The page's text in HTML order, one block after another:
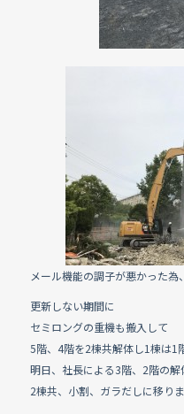
メール機能の調子が悪かった為
更新しない期間に
セミロングの重機も搬入して
5階、4階を2棟共解体し1棟は1
明日、社長による3階、2階の解
2棟共、小割、ガラだしに移りま